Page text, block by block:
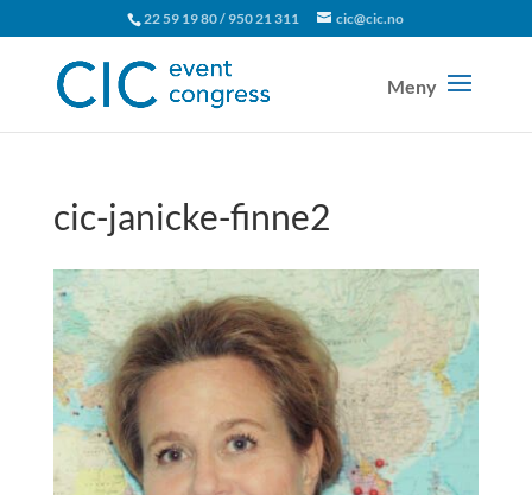
22 59 19 80 / 950 21 311 cic@cic.no
cic-janicke-finne2